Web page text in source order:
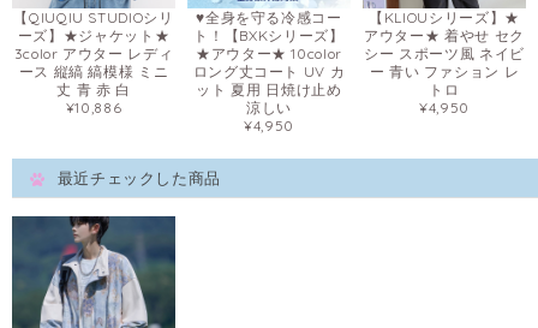
【QIUQIU STUDIOシリ
ーズ】★ジャケット★
3color アウター レディ
ース 縦縞 縞模様 ミニ
丈 青 赤 白
¥10,886
♥全身を守る冷感コー
ト！【BXKシリーズ】
★アウター★ 10color
ロング丈コート UV カ
ット 夏用 日焼け止め
涼しい
¥4,950
【KLIOUシリーズ】★
アウター★ 着やせ セク
シー スポーツ風 ネイビ
ー 青い ファション レ
トロ
¥4,950
最近チェックした商品